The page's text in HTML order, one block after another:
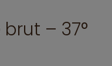
– 37°